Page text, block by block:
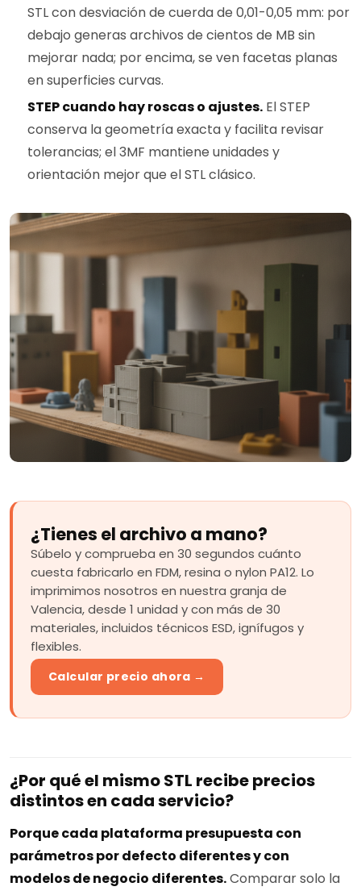
STL con desviación de cuerda de 0,01-0,05 mm: por
debajo generas archivos de cientos de MB sin
mejorar nada; por encima, se ven facetas planas
en superficies curvas.
STEP cuando hay roscas o ajustes. El STEP
conserva la geometría exacta y facilita revisar
tolerancias; el 3MF mantiene unidades y
orientación mejor que el STL clásico.
¿Tienes el archivo a mano?
Súbelo y comprueba en 30 segundos cuánto
cuesta fabricarlo en FDM, resina o nylon PA12. Lo
imprimimos nosotros en nuestra granja de
Valencia, desde 1 unidad y con más de 30
materiales, incluidos técnicos ESD, ignífugos y
flexibles.
Calcular precio ahora →
¿Por qué el mismo STL recibe precios
distintos en cada servicio?
Porque cada plataforma presupuesta con
parámetros por defecto diferentes y con
modelos de negocio diferentes.Comparar solo la